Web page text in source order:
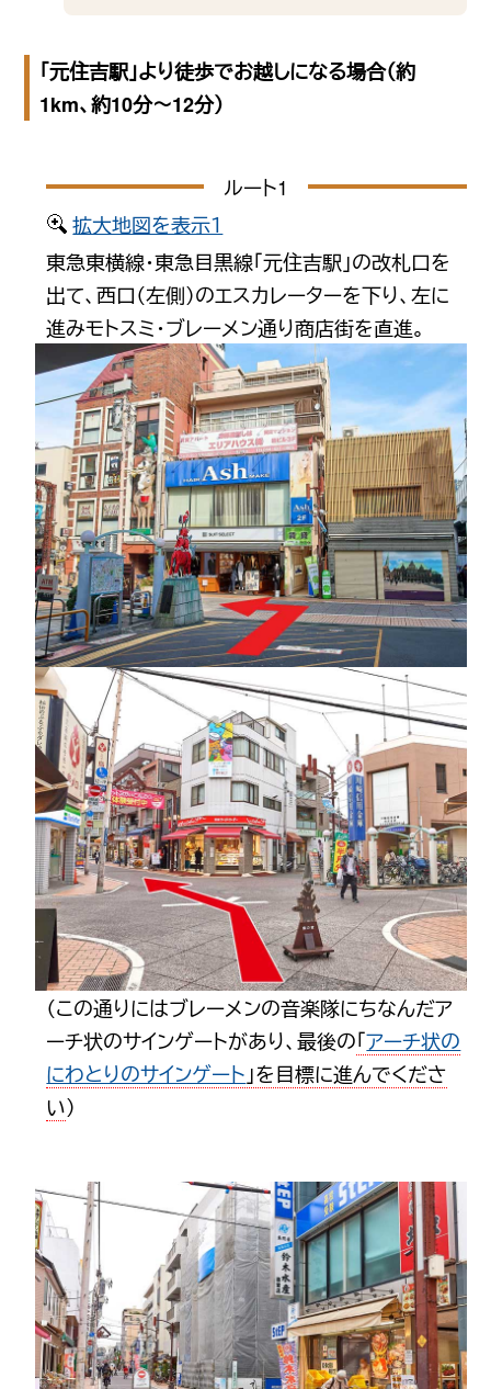
「元住吉駅」より徒歩でお越しになる場合（約
1km、約10分〜12分）
ルート1
拡大地図を表示１
東急東横線・東急目黒線「元住吉駅」の改札口を
出て、西口（左側）のエスカレーターを下り、左に
進みモトスミ・ブレーメン通り商店街を直進。
（この通りにはブレーメンの音楽隊にちなんだア
ーチ状のサインゲートがあり、最後の「アーチ状の
にわとりのサインゲート 」を目標に進んでくださ
い）